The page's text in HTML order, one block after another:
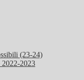
(23-24)
2023